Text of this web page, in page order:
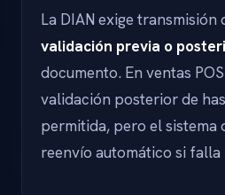
La DIAN exige transmisión
validación previa o
documento. En ventas
validación posterior de
permitida, pero el sistema
reenvío automático si falla